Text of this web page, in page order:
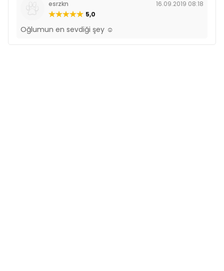
esrzkn
16.09.2019 08:18
5,0
Oğlumun en sevdiği şey ☺️